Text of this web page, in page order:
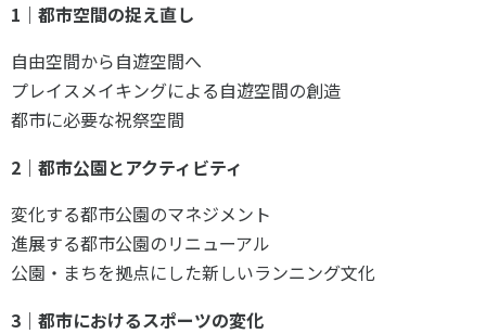
1｜都市空間の捉え直し
自由空間から自遊空間へ
プレイスメイキングによる自遊空間の創造
都市に必要な祝祭空間
2｜都市公園とアクティビティ
変化する都市公園のマネジメント
進展する都市公園のリニューアル
公園・まちを拠点にした新しいランニング文化
3｜都市におけるスポーツの変化